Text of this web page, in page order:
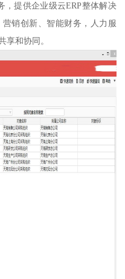
，提供企业级云ERP整体解决
销创新、智能财务，人力服
享和协同。